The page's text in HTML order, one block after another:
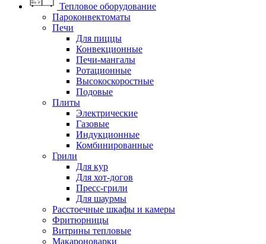
Тепловое оборудование
Пароконвектоматы
Печи
Для пиццы
Конвекционные
Печи-мангалы
Ротационные
Высокоскоростные
Подовые
Плиты
Электрические
Газовые
Индукционные
Комбинированные
Грили
Для кур
Для хот-догов
Пресс-грили
Для шаурмы
Расстоечные шкафы и камеры
Фритюрницы
Витрины тепловые
Макароноварки